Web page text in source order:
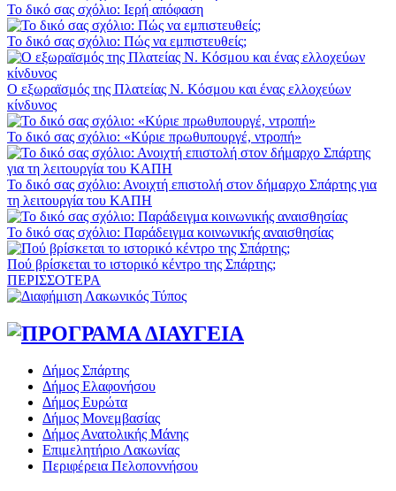
Το δικό σας σχόλιο: Ιερή απόφαση
Το δικό σας σχόλιο: Πώς να εμπιστευθείς;
Ο εξωραϊσμός της Πλατείας Ν. Κόσμου και ένας ελλοχεύων
κίνδυνος
Το δικό σας σχόλιο: «Κύριε πρωθυπουργέ, ντροπή»
Το δικό σας σχόλιο: Ανοιχτή επιστολή στον δήμαρχο Σπάρτης για
τη λειτουργία του ΚΑΠΗ
Το δικό σας σχόλιο: Παράδειγμα κοινωνικής αναισθησίας
Πού βρίσκεται το ιστορικό κέντρο της Σπάρτης;
ΠΕΡΙΣΣΟΤΕΡΑ
Δήμος Σπάρτης
Δήμος Ελαφονήσου
Δήμος Ευρώτα
Δήμος Μονεμβασίας
Δήμος Ανατολικής Μάνης
Επιμελητήριο Λακωνίας
Περιφέρεια Πελοποννήσου